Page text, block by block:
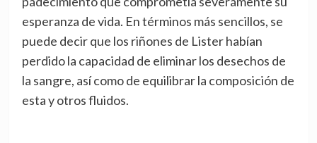
esperanza de vida. En términos más sencillos, se
puede decir que los riñones de Lister habían
perdido la capacidad de eliminar los desechos de
la sangre, así como de equilibrar la composición de
esta y otros fluidos.